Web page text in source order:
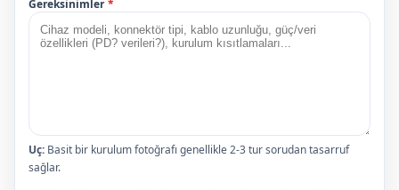
Gereksinimler *
Uç: Basit bir kurulum fotoğrafı genellikle 2-3 tur sorudan tasarruf
sağlar.